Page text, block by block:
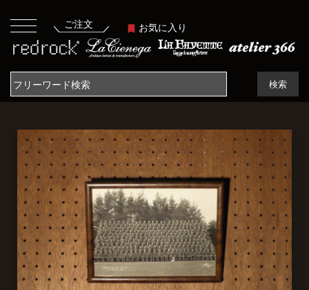
ご注文 お気に入り
検索